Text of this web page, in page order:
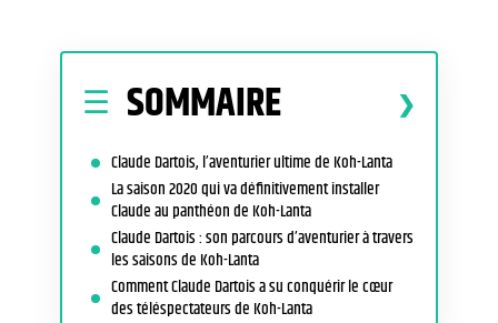
SOMMAIRE
Claude Dartois, l’aventurier ultime de Koh-Lanta
La saison 2020 qui va définitivement installer
Claude au panthéon de Koh-Lanta
Claude Dartois : son parcours d’aventurier à travers
les saisons de Koh-Lanta
Comment Claude Dartois a su conquérir le cœur
des téléspectateurs de Koh-Lanta